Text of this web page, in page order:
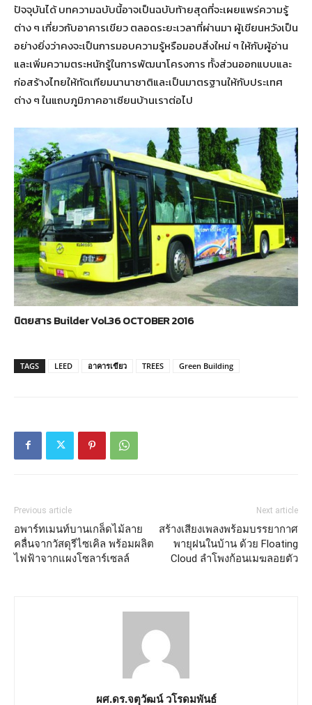
ปัจจุบันได้ บทความฉบับนี้อาจเป็นฉบับท้ายสุดที่จะเผยแพร่ความรู้
ต่าง ๆ เกี่ยวกับอาคารเขียว ตลอดระยะเวลาที่ผ่านมา ผู้เขียนหวังเป็น
อย่างยิ่งว่าคงจะเป็นการมอบความรู้หรือมอบสิ่งใหม่ ๆ ให้กับผู้อ่าน
และเพิ่มความตระหนักรู้ในการพัฒนาโครงการ ทั้งส่วนออกแบบและ
ก่อสร้างไทยให้ทัดเทียมนานาชาติและเป็นมาตรฐานให้กับประเทศ
ต่าง ๆ ในแถบภูมิภาคอาเซียนบ้านเราต่อไป
นิตยสาร Builder Vol.36 OCTOBER 2016
TAGS LEED อาคารเขียว TREES Green Building
Previous article
อพาร์ทเมนท์บานเกล็ดไม้ลาย
คลื่นจากวัสดุรีไซเคิล พร้อมผลิต
ไฟฟ้าจากแผงโซลาร์เซลล์
Next article
สร้างเสียงเพลงพร้อมบรรยากาศ
พายุฝนในบ้าน ด้วย Floating
Cloud ลำโพงก้อนเมฆลอยตัว
ผศ.ดร.จตุวัฒน์ วโรดมพันธ์